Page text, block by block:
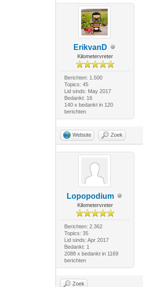
ErikvanD
Kilometervreter
Berichten: 1.500
Topics: 45
Lid sinds: May 2017
Bedankt: 16
140 x bedankt in 120
berichten
Website Zoek
Lopopodium
Kilometervreter
Berichten: 2.362
Topics: 35
Lid sinds: Apr 2017
Bedankt: 1
2088 x bedankt in 1169
berichten
Zoek